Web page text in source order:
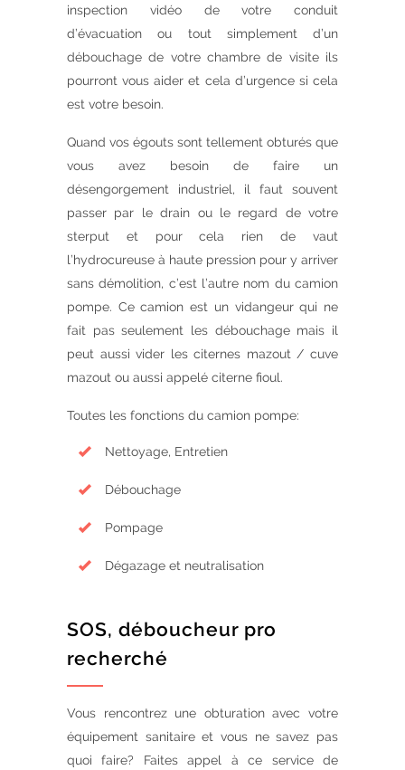
inspection vidéo de votre conduit
d’évacuation ou tout simplement d’un
débouchage de votre chambre de visite ils
pourront vous aider et cela d’urgence si cela
est votre besoin.
Quand vos égouts sont tellement obturés que
vous avez besoin de faire un
désengorgement industriel, il faut souvent
passer par le drain ou le regard de votre
sterput et pour cela rien de vaut
l’hydrocureuse à haute pression pour y arriver
sans démolition, c’est l’autre nom du camion
pompe. Ce camion est un vidangeur qui ne
fait pas seulement les débouchage mais il
peut aussi vider les citernes mazout / cuve
mazout ou aussi appelé citerne fioul.
Toutes les fonctions du camion pompe:
Nettoyage, Entretien
Débouchage
Pompage
Dégazage et neutralisation
SOS, déboucheur pro
recherché
Vous rencontrez une obturation avec votre
équipement sanitaire et vous ne savez pas
quoi faire? Faites appel à ce service de